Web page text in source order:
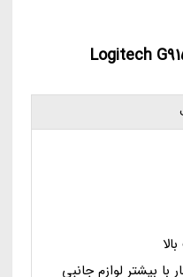
با بیشتر لوازم جانبی